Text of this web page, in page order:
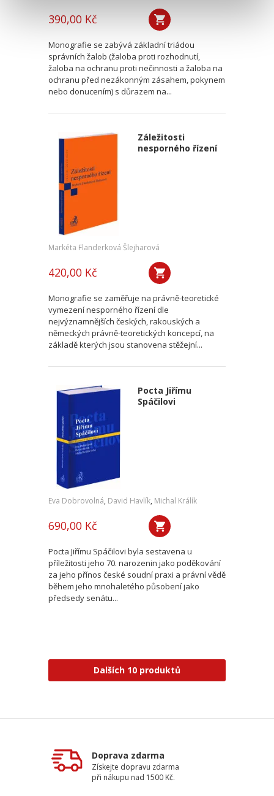
390,00 Kč
Monografie se zabývá základní triádou
správních žalob (žaloba proti rozhodnutí,
žaloba na ochranu proti nečinnosti a žaloba na
ochranu před nezákonným zásahem, pokynem
nebo donucením) s důrazem na...
Záležitosti
nesporného řízení
Markéta Flanderková Šlejharová
420,00 Kč
Monografie se zaměřuje na právně-teoretické
vymezení nesporného řízení dle
nejvýznamnějších českých, rakouských a
německých právně-teoretických koncepcí, na
základě kterých jsou stanovena stěžejní...
Pocta Jiřímu
Spáčilovi
Eva Dobrovolná, David Havlík, Michal Králík
690,00 Kč
Pocta Jiřímu Spáčilovi byla sestavena u
příležitosti jeho 70. narozenin jako poděkování
za jeho přínos české soudní praxi a právní vědě
během jeho mnohaletého působení jako
předsedy senátu...
Dalších 10 produktů
Doprava zdarma
Získejte dopravu zdarma
při nákupu nad 1500 Kč.